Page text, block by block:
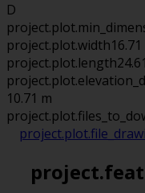
D
project.plot.width
project.plot.length
10.71 m